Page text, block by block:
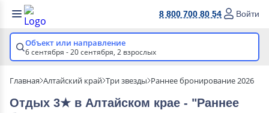
8 800 700 80 54 Войти
Объект или направление
6 сентября - 20 сентября, 2 взрослых
Главная Алтайский край Три звезды Раннее бронирование 2026
Отдых 3★ в Алтайском крае - "Раннее